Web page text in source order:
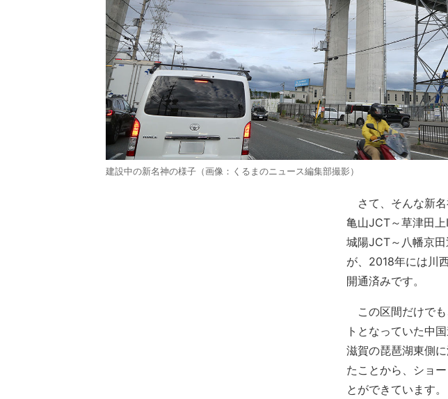
建設中の新名神の様子（画像：くるまのニュース編集部撮影）
さて、そんな新
亀山JCT～草津田
城陽JCT～八幡京
が、2018年には川
開通済みです。
この区間だけで
トとなっていた中
滋賀の琵琶湖東側
たことから、ショ
とができています。